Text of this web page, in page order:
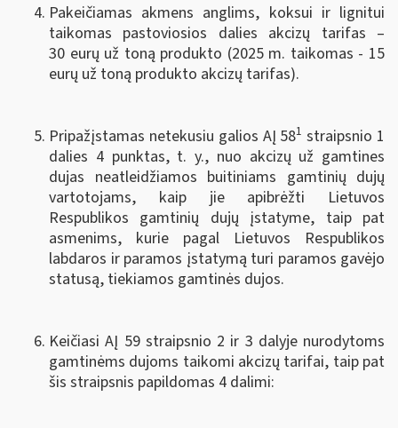
Pakeičiamas akmens anglims, koksui ir lignitui
taikomas pastoviosios dalies akcizų tarifas –
30 eurų už toną produkto (2025 m. taikomas - 15
eurų už toną produkto akcizų tarifas).
Pripažįstamas netekusiu galios AĮ 581 straipsnio 1
dalies 4 punktas, t. y., nuo akcizų už gamtines
dujas neatleidžiamos buitiniams gamtinių dujų
vartotojams, kaip jie apibrėžti Lietuvos
Respublikos gamtinių dujų įstatyme, taip pat
asmenims, kurie pagal Lietuvos Respublikos
labdaros ir paramos įstatymą turi paramos gavėjo
statusą, tiekiamos gamtinės dujos.
Keičiasi AĮ 59 straipsnio 2 ir 3 dalyje nurodytoms
gamtinėms dujoms taikomi akcizų tarifai, taip pat
šis straipsnis papildomas 4 dalimi: